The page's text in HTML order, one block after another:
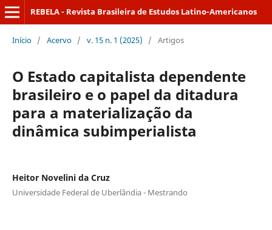
REBELA - Revista Brasileira de Estudos Latino-Americanos
Início / Acervo / v. 15 n. 1 (2025) / Artigos
O Estado capitalista dependente
brasileiro e o papel da ditadura
para a materialização da
dinâmica subimperialista
Heitor Novelini da Cruz
Universidade Federal de Uberlândia - Mestrando